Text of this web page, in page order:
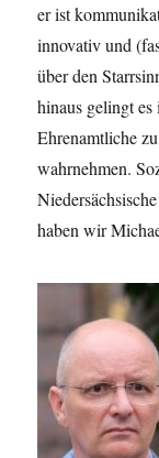
er ist
innovativ und
über den
hinaus gelingt es
Ehrenamtliche
wahrnehmen.
haben wir